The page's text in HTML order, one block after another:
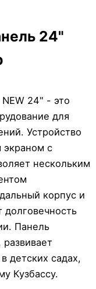
24"
24" - это
для
Устройство
с
нескольким
корпус и
долговечность
Панель
детских садах,
Кузбассу.